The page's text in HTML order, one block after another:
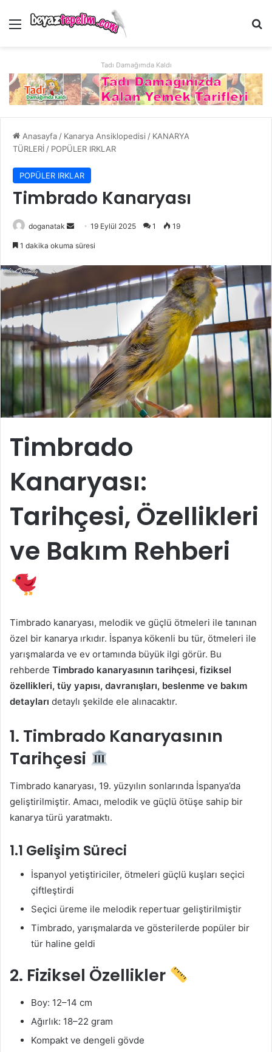
Menü
Tadı Damağımda Kaldı
Anasayfa / Kanarya Ansiklopedisi / KANARYA
TÜRLERİ / POPÜLER IRKLAR
POPÜLER IRKLAR
Timbrado Kanaryası
doganatak
Bir
göndermek
19 Eylül 2025 1 19
1 dakika okuma süresi
Timbrado
Kanaryası:
Tarihçesi, Özellikleri
ve Bakım Rehberi
Timbrado kanaryası, melodik ve güçlü ötmeleri ile tanınan
özel bir kanarya ırkıdır. İspanya kökenli bu tür, ötmeleri ile
yarışmalarda ve ev ortamında büyük ilgi görür. Bu
rehberde Timbrado kanaryasının tarihçesi, fiziksel
özellikleri, tüy yapısı, davranışları, beslenme ve bakım
detayları detaylı şekilde ele alınacaktır.
1. Timbrado Kanaryasının
Tarihçesi
Timbrado kanaryası, 19. yüzyılın sonlarında İspanya’da
geliştirilmiştir. Amacı, melodik ve güçlü ötüşe sahip bir
kanarya türü yaratmaktı.
1.1 Gelişim Süreci
İspanyol yetiştiriciler, ötmeleri güçlü kuşları seçici
çiftleştirdi
Seçici üreme ile melodik repertuar geliştirilmiştir
Timbrado, yarışmalarda ve gösterilerde popüler bir
tür haline geldi
2. Fiziksel Özellikler
Boy: 12–14 cm
Ağırlık: 18–22 gram
Kompakt ve dengeli gövde